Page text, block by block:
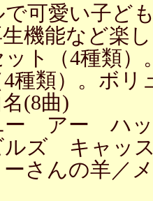
で可愛い子ど
機能など楽
ット（4種類
種類）。ボ
(8曲)
アー ハッ
ルズ キャッ
さんの羊／